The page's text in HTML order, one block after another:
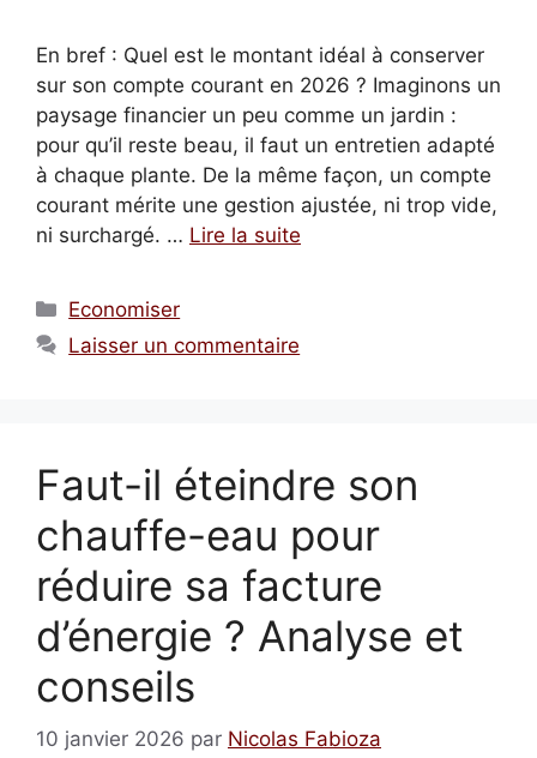
En bref : Quel est le montant idéal à conserver
sur son compte courant en 2026 ? Imaginons un
paysage financier un peu comme un jardin :
pour qu’il reste beau, il faut un entretien adapté
à chaque plante. De la même façon, un compte
courant mérite une gestion ajustée, ni trop vide,
ni surchargé. … Lire la suite
Catégories
Economiser
Laisser un commentaire
Faut-il éteindre son
chauffe-eau pour
réduire sa facture
d’énergie ? Analyse et
conseils
10 janvier 2026 par Nicolas Fabioza